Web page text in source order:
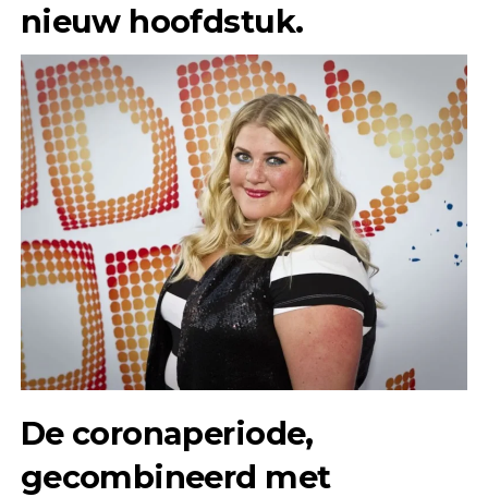
nieuw hoofdstuk.
De coronaperiode,
gecombineerd met